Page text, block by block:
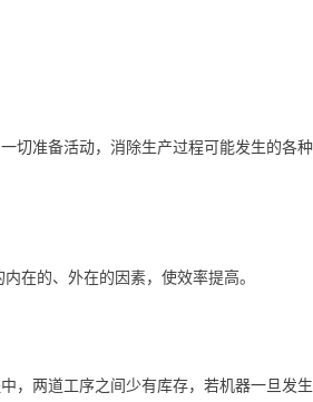
切准备活动，消除生产过程可能发生的各种
在的、外在的因素，使效率提高。
，两道工序之间少有库存，若机器一旦发